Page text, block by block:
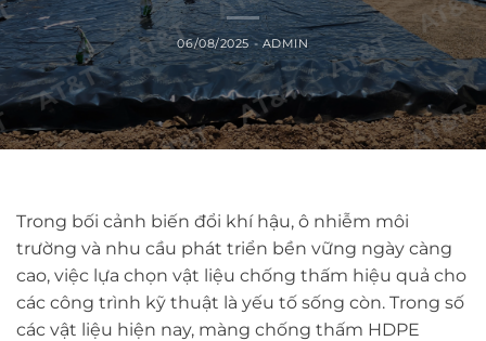
06/08/2025 -ADMIN
Trong bối cảnh biến đổi khí hậu, ô nhiễm môi
trường và nhu cầu phát triển bền vững ngày càng
cao, việc lựa chọn vật liệu chống thấm hiệu quả cho
các công trình kỹ thuật là yếu tố sống còn. Trong số
các vật liệu hiện nay, màng chống thấm HDPE